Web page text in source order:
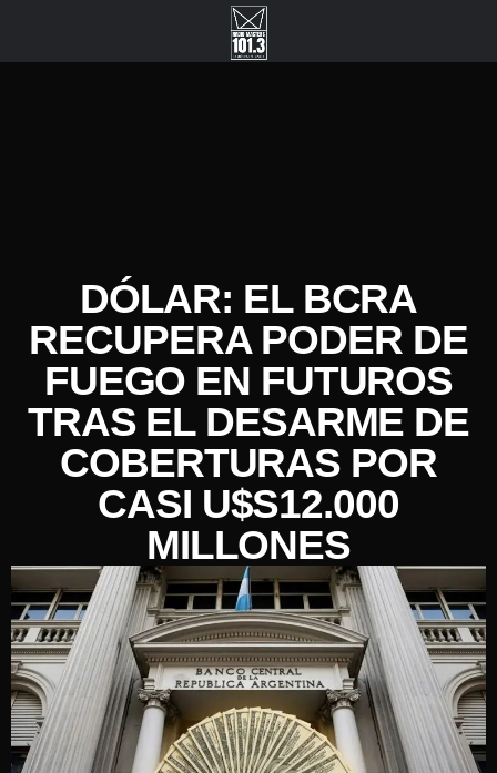
DÓLAR: EL BCRA
RECUPERA PODER DE
FUEGO EN FUTUROS
TRAS EL DESARME DE
COBERTURAS POR
CASI U$S12.000
MILLONES